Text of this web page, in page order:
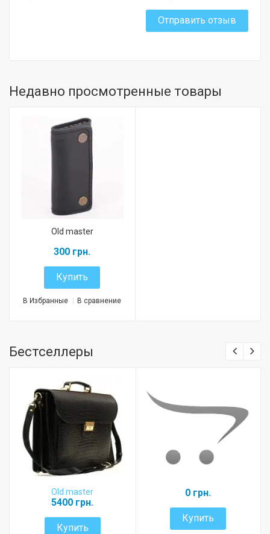
Отправить отзыв
Недавно просмотренные товары
Old master
300 грн.
Купить
В Избранные В сравнение
Бестселлеры
Old master
5400 грн.
Купить
0 грн.
Купить